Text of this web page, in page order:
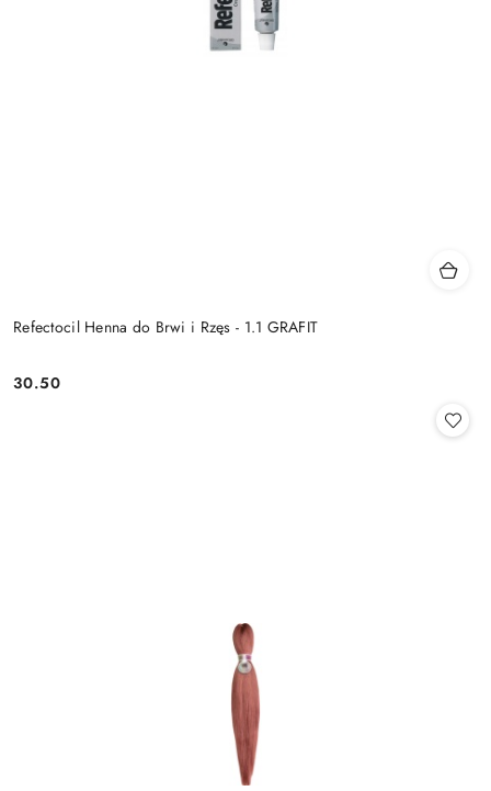
Refectocil Henna do Brwi i Rzęs - 1.1 GRAFIT
Cena:
30.50